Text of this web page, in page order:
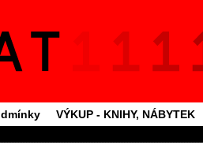
VÝKUP - KNIHY, NÁBYTEK